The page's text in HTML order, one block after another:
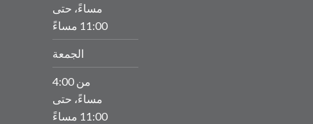
مساءً، حتى
11:00 مساءً
الجمعة
من 4:00
مساءً، حتى
11:00 مساءً